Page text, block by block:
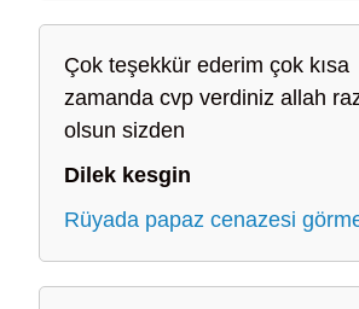
Çok teşekkür ederim çok kısa
zamanda cvp verdiniz allah
olsun sizden
Dilek kesgin
Rüyada papaz cenazesi